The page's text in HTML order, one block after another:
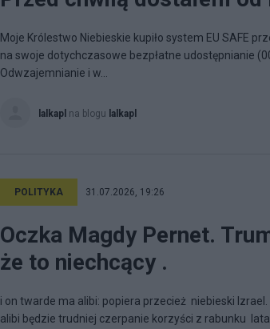
Moje Królestwo Niebieskie kupiło system EU SAFE
na swoje dotychczasowe bezpłatne udostępnianie
Odwzajemnianie i w...
lalkapl na blogu lalkapl
POLITYKA 31.07.2026, 19:26
Oczka Magdy Pernet.
że to niechcący .
i on twarde ma alibi: popiera przecież niebieski
alibi będzie trudniej czerpanie korzyści z rabunku